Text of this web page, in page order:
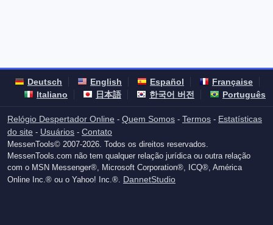
Deutsch English Español
Française
Italiano
日本語 한국어 버전 Português
Relógio Despertador Online - Quem Somos - Termos - Estatísticas
do site - Usuários - Contato
MessenTools© 2007-2026. Todos os direitos reservados.
MessenTools.com não tem qualquer relação jurídica ou outra relação
com o MSN Messenger®, Microsoft Corporation®, ICQ®, América
Online Inc.® ou o Yahoo! Inc.®. DannetStudio